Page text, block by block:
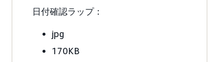
日付確認ラップ：
jpg
170KB